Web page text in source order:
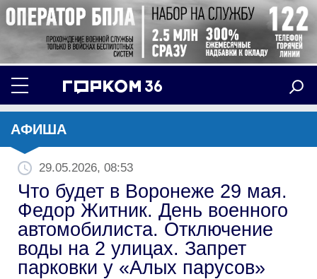
АФИША
29.05.2026, 08:53
Что будет в Воронеже 29 мая.
Федор Житник. День военного
автомобилиста. Отключение
воды на 2 улицах. Запрет
парковки у «Алых парусов»